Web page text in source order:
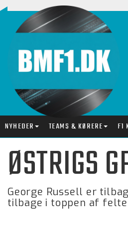
NYHEDER TEAMS & KØRERE F1
ØSTRIGS
George Russell er
tilbage i toppen af